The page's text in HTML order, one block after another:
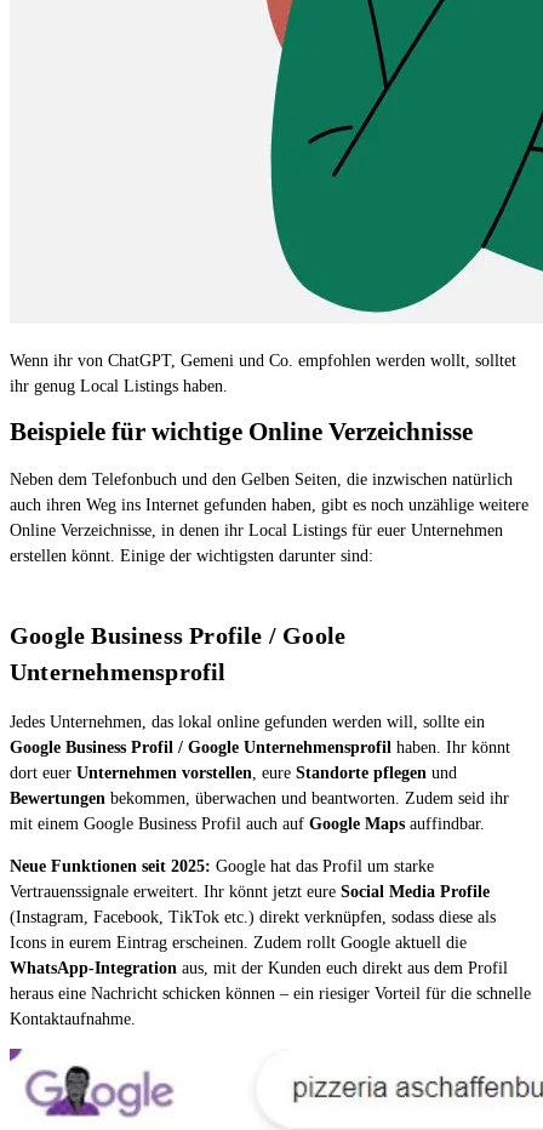
Wenn ihr von ChatGPT, Gemeni und Co. empfohlen werden wollt, solltet
ihr genug Local Listings haben.
Beispiele für wichtige Online Verzeichnisse
Neben dem Telefonbuch und den Gelben Seiten, die inzwischen natürlich
auch ihren Weg ins Internet gefunden haben, gibt es noch unzählige weitere
Online Verzeichnisse, in denen ihr Local Listings für euer Unternehmen
erstellen könnt. Einige der wichtigsten darunter sind:
Google Business Profile / Goole
Unternehmensprofil
Jedes Unternehmen, das lokal online gefunden werden will, sollte ein
Google Business Profil / Google Unternehmensprofil haben. Ihr könnt
dort euer Unternehmen vorstellen , eure Standorte pflegen und
Bewertungen bekommen, überwachen und beantworten. Zudem seid ihr
mit einem Google Business Profil auch auf Google Maps auffindbar.
Neue Funktionen seit 2025: Google hat das Profil um starke
Vertrauenssignale erweitert. Ihr könnt jetzt eure Social Media Profile
(Instagram, Facebook, TikTok etc.) direkt verknüpfen, sodass diese als
Icons in eurem Eintrag erscheinen. Zudem rollt Google aktuell die
WhatsApp-Integration aus, mit der Kunden euch direkt aus dem Profil
heraus eine Nachricht schicken können – ein riesiger Vorteil für die schnelle
Kontaktaufnahme.